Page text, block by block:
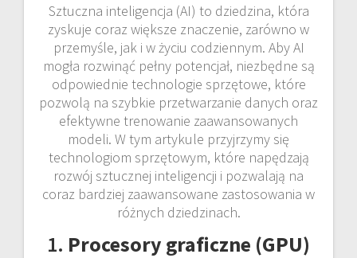
Sztuczna inteligencja (AI) to dziedzina, która
zyskuje coraz większe znaczenie, zarówno w
przemyśle, jak i w życiu codziennym. Aby AI
mogła rozwinąć pełny potencjał, niezbędne są
odpowiednie technologie sprzętowe, które
pozwolą na szybkie przetwarzanie danych oraz
efektywne trenowanie zaawansowanych
modeli. W tym artykule przyjrzymy się
technologiom sprzętowym, które napędzają
rozwój sztucznej inteligencji i pozwalają na
coraz bardziej zaawansowane zastosowania w
różnych dziedzinach.
1. Procesory graficzne (GPU)